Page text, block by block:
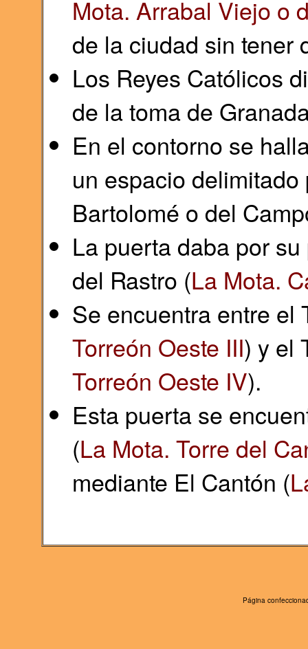
Mota. Arrabal Viejo o
de la ciudad sin tener
Los Reyes Católicos
de la toma de
En el contorno se
un espacio
Bartolomé o del
La puerta daba por
del Rastro (La Mota.
Se encuentra entre el
Torreón Oeste III) y el
Torreón Oeste IV).
Esta puerta se
(La Mota. Torre del
mediante El Cantón (
Página